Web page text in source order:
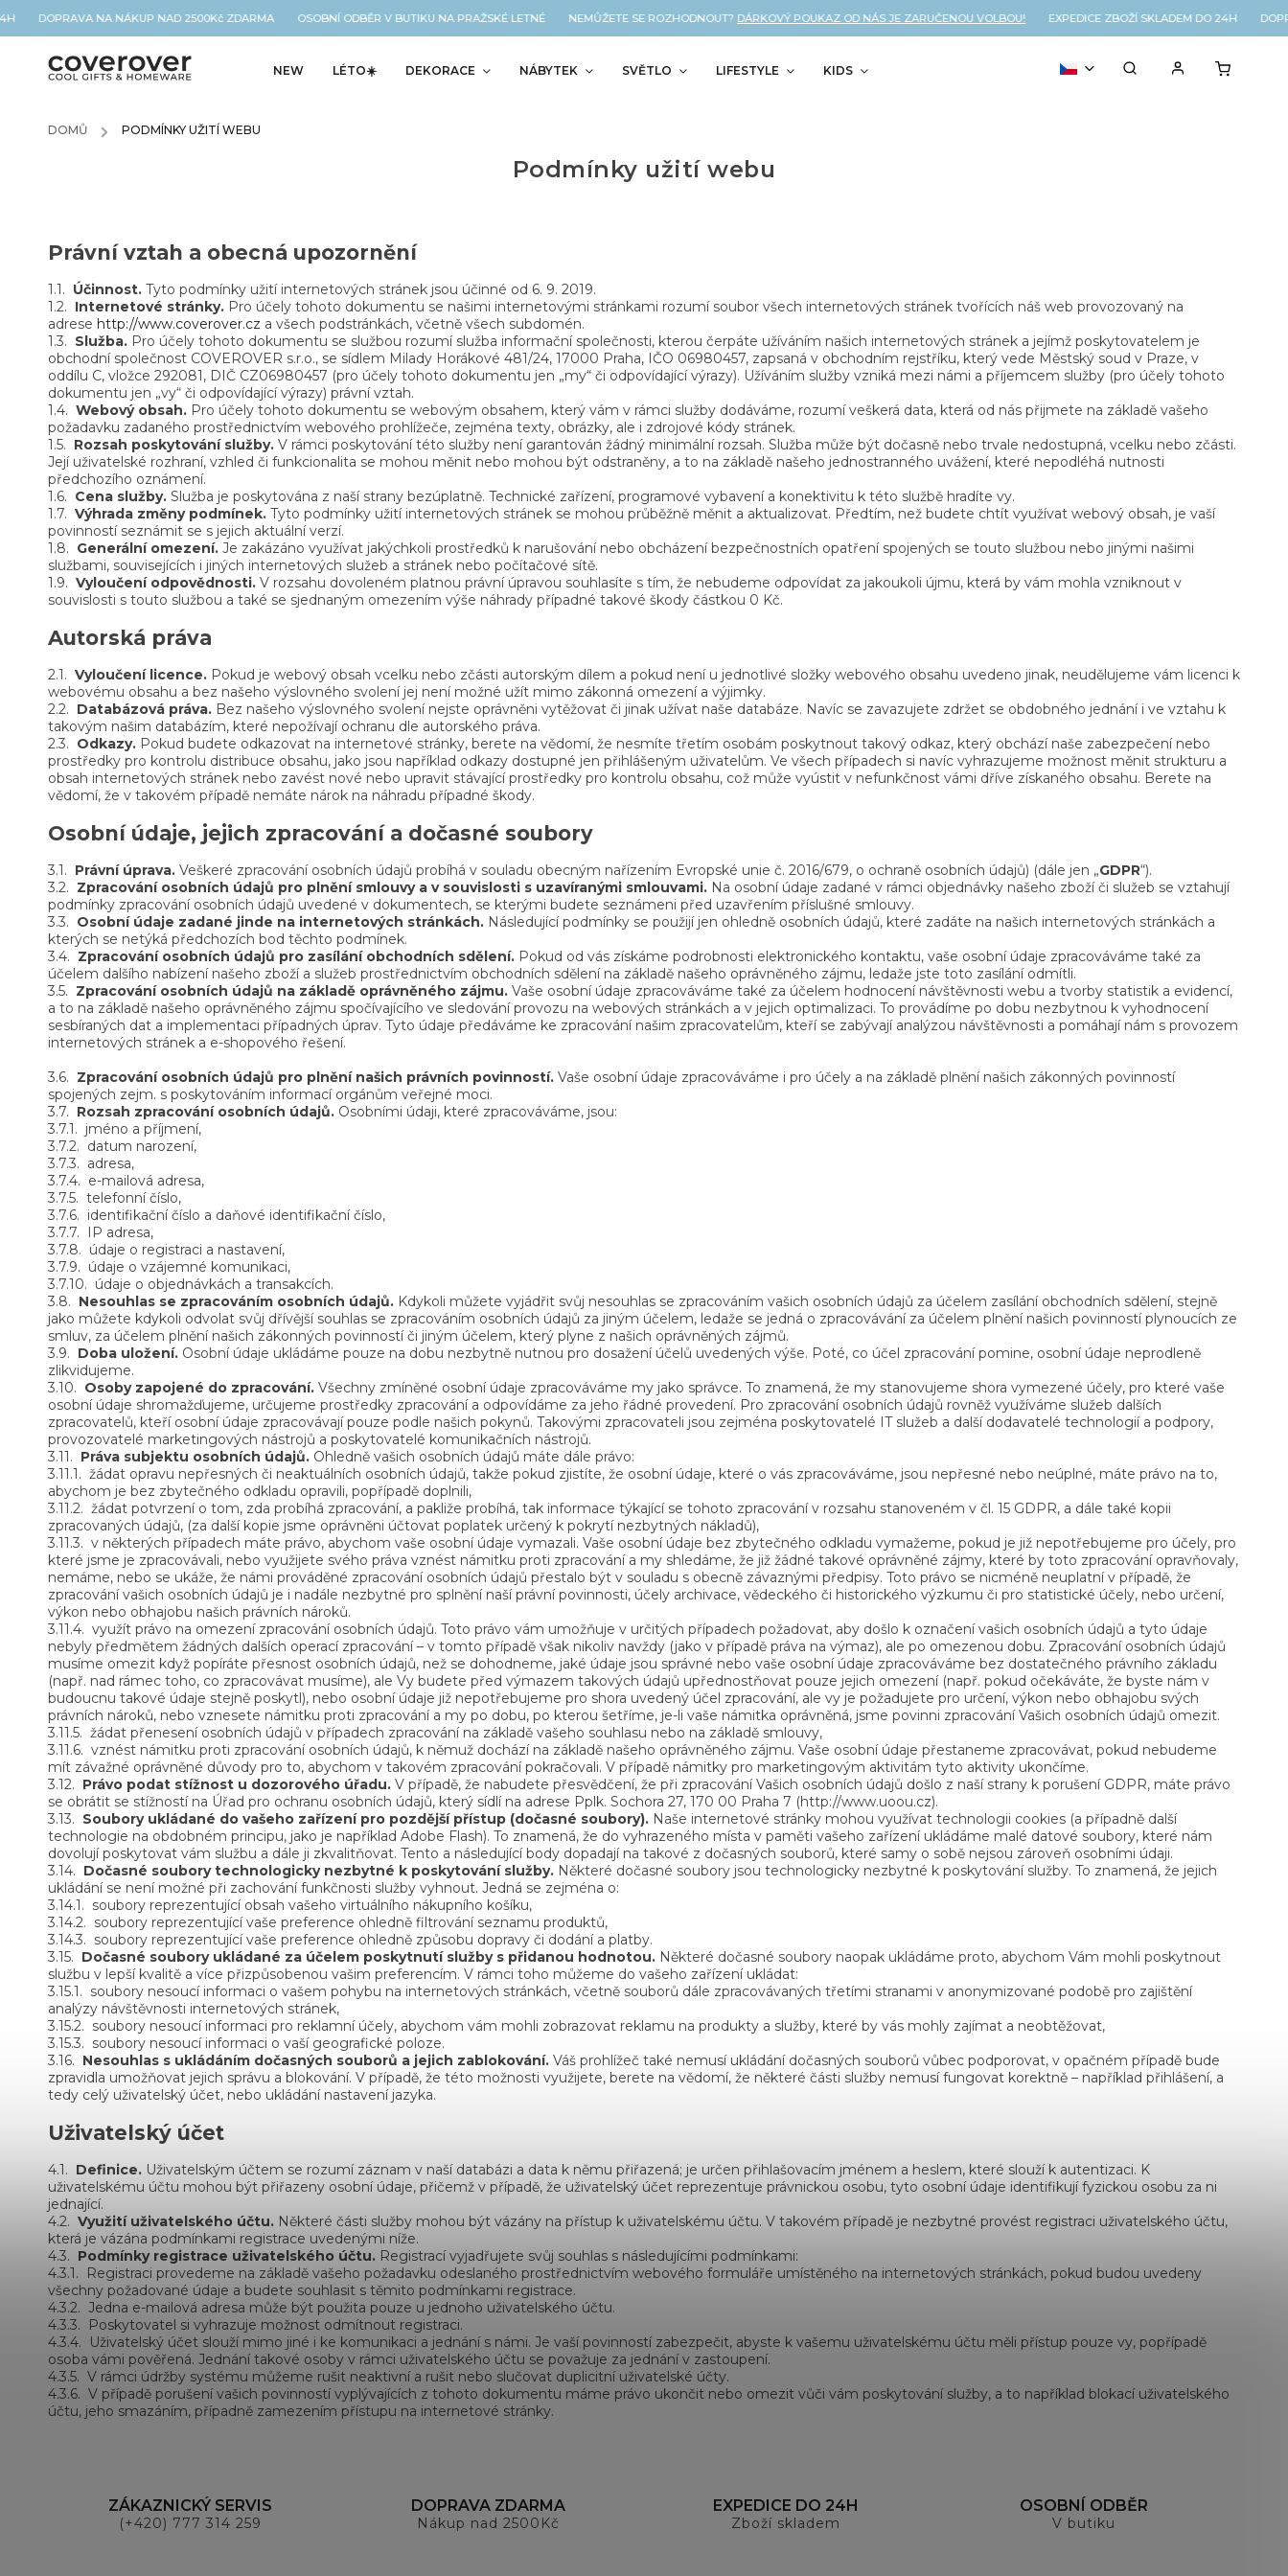
DOPRAVA NA NÁKUP NAD 2500Kč ZDARMA OSOBNÍ ODBĚR V BUTIKU NA PRAŽSKÉ LETNÉ NEMŮŽETE SE ROZHODNOUT?DÁRKOVÝ POUKAZ OD NÁS JE ZARUČENOU VOLBOU! EXPEDICE ZBOŽÍ SKLADEM DO 24H
NEW LÉTO☀️ DEKORACE NÁBYTEK SVĚTLO LIFESTYLE KIDS
DOMŮ / PODMÍNKY UŽITÍ WEBU
Podmínky užití webu
Právní vztah a obecná upozornění
1.1. Účinnost. Tyto podmínky užití internetových stránek jsou účinné od 6. 9. 2019.
1.2. Internetové stránky. Pro účely tohoto dokumentu se našimi internetovými stránkami rozumí soubor všech internetových stránek tvořících náš web provozovaný na
adrese http://www.coverover.cz a všech podstránkách, včetně všech subdomén.
1.3. Služba. Pro účely tohoto dokumentu se službou rozumí služba informační společnosti, kterou čerpáte užíváním našich internetových stránek a jejímž poskytovatelem je
obchodní společnost COVEROVER s.r.o., se sídlem Milady Horákové 481/24, 17000 Praha, IČO 06980457, zapsaná v obchodním rejstříku, který vede Městský soud v Praze, v
oddílu C, vložce 292081, DIČ CZ06980457 (pro účely tohoto dokumentu jen „my“ či odpovídající výrazy). Užíváním služby vzniká mezi námi a příjemcem služby (pro účely tohoto
dokumentu jen „vy“ či odpovídající výrazy) právní vztah.
1.4. Webový obsah. Pro účely tohoto dokumentu se webovým obsahem, který vám v rámci služby dodáváme, rozumí veškerá data, která od nás přijmete na základě vašeho
požadavku zadaného prostřednictvím webového prohlížeče, zejména texty, obrázky, ale i zdrojové kódy stránek.
1.5. Rozsah poskytování služby. V rámci poskytování této služby není garantován žádný minimální rozsah. Služba může být dočasně nebo trvale nedostupná, vcelku nebo zčásti.
Její uživatelské rozhraní, vzhled či funkcionalita se mohou měnit nebo mohou být odstraněny, a to na základě našeho jednostranného uvážení, které nepodléhá nutnosti
předchozího oznámení.
1.6. Cena služby. Služba je poskytována z naší strany bezúplatně. Technické zařízení, programové vybavení a konektivitu k této službě hradíte vy.
1.7. Výhrada změny podmínek. Tyto podmínky užití internetových stránek se mohou průběžně měnit a aktualizovat. Předtím, než budete chtít využívat webový obsah, je vaší
povinností seznámit se s jejich aktuální verzí.
1.8. Generální omezení. Je zakázáno využívat jakýchkoli prostředků k narušování nebo obcházení bezpečnostních opatření spojených se touto službou nebo jinými našimi
službami, souvisejících i jiných internetových služeb a stránek nebo počítačové sítě.
1.9. Vyloučení odpovědnosti. V rozsahu dovoleném platnou právní úpravou souhlasíte s tím, že nebudeme odpovídat za jakoukoli újmu, která by vám mohla vzniknout v
souvislosti s touto službou a také se sjednaným omezením výše náhrady případné takové škody částkou 0 Kč.
Autorská práva
2.1. Vyloučení licence. Pokud je webový obsah vcelku nebo zčásti autorským dílem a pokud není u jednotlivé složky webového obsahu uvedeno jinak, neudělujeme vám licenci k
webovému obsahu a bez našeho výslovného svolení jej není možné užít mimo zákonná omezení a výjimky.
2.2. Databázová práva. Bez našeho výslovného svolení nejste oprávněni vytěžovat či jinak užívat naše databáze. Navíc se zavazujete zdržet se obdobného jednání i ve vztahu k
takovým našim databázím, které nepožívají ochranu dle autorského práva.
2.3. Odkazy. Pokud budete odkazovat na internetové stránky, berete na vědomí, že nesmíte třetím osobám poskytnout takový odkaz, který obchází naše zabezpečení nebo
prostředky pro kontrolu distribuce obsahu, jako jsou například odkazy dostupné jen přihlášeným uživatelům. Ve všech případech si navíc vyhrazujeme možnost měnit strukturu a
obsah internetových stránek nebo zavést nové nebo upravit stávající prostředky pro kontrolu obsahu, což může vyústit v nefunkčnost vámi dříve získaného obsahu. Berete na
vědomí, že v takovém případě nemáte nárok na náhradu případné škody.
Osobní údaje, jejich zpracování a dočasné soubory
3.1. Právní úprava. Veškeré zpracování osobních údajů probíhá v souladu obecným nařízením Evropské unie č. 2016/679, o ochraně osobních údajů) (dále jen „GDPR“).
3.2. Zpracování osobních údajů pro plnění smlouvy a v souvislosti s uzavíranými smlouvami. Na osobní údaje zadané v rámci objednávky našeho zboží či služeb se vztahují
podmínky zpracování osobních údajů uvedené v dokumentech, se kterými budete seznámeni před uzavřením příslušné smlouvy.
3.3. Osobní údaje zadané jinde na internetových stránkách. Následující podmínky se použijí jen ohledně osobních údajů, které zadáte na našich internetových stránkách a
kterých se netýká předchozích bod těchto podmínek.
3.4. Zpracování osobních údajů pro zasílání obchodních sdělení. Pokud od vás získáme podrobnosti elektronického kontaktu, vaše osobní údaje zpracováváme také za
účelem dalšího nabízení našeho zboží a služeb prostřednictvím obchodních sdělení na základě našeho oprávněného zájmu, ledaže jste toto zasílání odmítli.
3.5. Zpracování osobních údajů na základě oprávněného zájmu. Vaše osobní údaje zpracováváme také za účelem hodnocení návštěvnosti webu a tvorby statistik a evidencí,
a to na základě našeho oprávněného zájmu spočívajícího ve sledování provozu na webových stránkách a v jejich optimalizaci. To provádíme po dobu nezbytnou k vyhodnocení
sesbíraných dat a implementaci případných úprav. Tyto údaje předáváme ke zpracování našim zpracovatelům, kteří se zabývají analýzou návštěvnosti a pomáhají nám s provozem
internetových stránek a e-shopového řešení.
3.6. Zpracování osobních údajů pro plnění našich právních povinností. Vaše osobní údaje zpracováváme i pro účely a na základě plnění našich zákonných povinností
spojených zejm. s poskytováním informací orgánům veřejné moci.
3.7. Rozsah zpracování osobních údajů. Osobními údaji, které zpracováváme, jsou:
3.7.1. jméno a příjmení,
3.7.2. datum narození,
3.7.3. adresa,
3.7.4. e-mailová adresa,
3.7.5. telefonní číslo,
3.7.6. identifikační číslo a daňové identifikační číslo,
3.7.7.
IP adresa,
3.7.8. údaje o registraci a nastavení,
3.7.9. údaje o vzájemné komunikaci,
3.7.10. údaje o objednávkách a transakcích.
3.8. Nesouhlas se zpracováním osobních údajů. Kdykoli můžete vyjádřit svůj nesouhlas se zpracováním vašich osobních údajů za účelem zasílání obchodních sdělení, stejně
jako můžete kdykoli odvolat svůj dřívější souhlas se zpracováním osobních údajů za jiným účelem, ledaže se jedná o zpracovávání za účelem plnění našich povinností plynoucích ze
smluv, za účelem plnění našich zákonných povinností či jiným účelem, který plyne z našich oprávněných zájmů.
3.9. Doba uložení. Osobní údaje ukládáme pouze na dobu nezbytně nutnou pro dosažení účelů uvedených výše. Poté, co účel zpracování pomine, osobní údaje neprodleně
zlikvidujeme.
3.10. Osoby zapojené do zpracování. Všechny zmíněné osobní údaje zpracováváme my jako správce. To znamená, že my stanovujeme shora vymezené účely, pro které vaše
osobní údaje shromažďujeme, určujeme prostředky zpracování a odpovídáme za jeho řádné provedení. Pro zpracování osobních údajů rovněž využíváme služeb dalších
zpracovatelů, kteří osobní údaje zpracovávají pouze podle našich pokynů. Takovými zpracovateli jsou zejména poskytovatelé IT služeb a další dodavatelé technologií a podpory,
provozovatelé marketingových nástrojů a poskytovatelé komunikačních nástrojů.
3.11. Práva subjektu osobních údajů. Ohledně vašich osobních údajů máte dále právo:
3.11.1. žádat opravu nepřesných či neaktuálních osobních údajů, takže pokud zjistíte, že osobní údaje, které o vás zpracováváme, jsou nepřesné nebo neúplné, máte právo na to,
abychom je bez zbytečného odkladu opravili, popřípadě doplnili,
3.11.2. žádat potvrzení o tom, zda probíhá zpracování, a pakliže probíhá, tak informace týkající se tohoto zpracování v rozsahu stanoveném v čl. 15 GDPR, a dále také kopii
zpracovaných údajů, (za další kopie jsme oprávněni účtovat poplatek určený k pokrytí nezbytných nákladů),
3.11.3. v některých případech máte právo, abychom vaše osobní údaje vymazali. Vaše osobní údaje bez zbytečného odkladu vymažeme, pokud je již nepotřebujeme pro účely, pro
které jsme je zpracovávali, nebo využijete svého práva vznést námitku proti zpracování a my shledáme, že již žádné takové oprávněné zájmy, které by toto zpracování opravňovaly,
nemáme, nebo se ukáže, že námi prováděné zpracování osobních údajů přestalo být v souladu s obecně závaznými předpisy. Toto právo se nicméně neuplatní v případě, že
zpracování vašich osobních údajů je i nadále nezbytné pro splnění naší právní povinnosti, účely archivace, vědeckého či historického výzkumu či pro statistické účely, nebo určení,
výkon nebo obhajobu našich právních nároků.
3.11.4. využít právo na omezení zpracování osobních údajů. Toto právo vám umožňuje v určitých případech požadovat, aby došlo k označení vašich osobních údajů a tyto údaje
nebyly předmětem žádných dalších operací zpracování – v tomto případě však nikoliv navždy (jako v případě práva na výmaz), ale po omezenou dobu. Zpracování osobních údajů
musíme omezit když popíráte přesnost osobních údajů, než se dohodneme, jaké údaje jsou správné nebo vaše osobní údaje zpracováváme bez dostatečného právního základu
(např. nad rámec toho, co zpracovávat musíme), ale Vy budete před výmazem takových údajů upřednostňovat pouze jejich omezení (např. pokud očekáváte, že byste nám v
budoucnu takové údaje stejně poskytl), nebo osobní údaje již nepotřebujeme pro shora uvedený účel zpracování, ale vy je požadujete pro určení, výkon nebo obhajobu svých
právních nároků, nebo vznesete námitku proti zpracování a my po dobu, po kterou šetříme, je-li vaše námitka oprávněná, jsme povinni zpracování Vašich osobních údajů omezit.
3.11.5. žádat přenesení osobních údajů v případech zpracování na základě vašeho souhlasu nebo na základě smlouvy,
3.11.6. vznést námitku proti zpracování osobních údajů, k němuž dochází na základě našeho oprávněného zájmu. Vaše osobní údaje přestaneme zpracovávat, pokud nebudeme
mít závažné oprávněné důvody pro to, abychom v takovém zpracování pokračovali. V případě námitky pro marketingovým aktivitám tyto aktivity ukončíme.
3.12. Právo podat stížnost u dozorového úřadu. V případě, že nabudete přesvědčení, že při zpracování Vašich osobních údajů došlo z naší strany k porušení GDPR, máte právo
se obrátit se stížností na Úřad pro ochranu osobních údajů, který sídlí na adrese Pplk. Sochora 27, 170 00 Praha 7 (http://www.uoou.cz).
3.13. Soubory ukládané do vašeho zařízení pro pozdější přístup (dočasné soubory). Naše internetové stránky mohou využívat technologii cookies (a případně další
technologie na obdobném principu, jako je například Adobe Flash). To znamená, že do vyhrazeného místa v paměti vašeho zařízení ukládáme malé datové soubory, které nám
dovolují poskytovat vám službu a dále ji zkvalitňovat. Tento a následující body dopadají na takové z dočasných souborů, které samy o sobě nejsou zároveň osobními údaji.
3.14. Dočasné soubory technologicky nezbytné k poskytování služby. Některé dočasné soubory jsou technologicky nezbytné k poskytování služby. To znamená, že jejich
ukládání se není možné při zachování funkčnosti služby vyhnout. Jedná se zejména o:
3.14.1. soubory reprezentující obsah vašeho virtuálního nákupního košíku,
3.14.2. soubory reprezentující vaše preference ohledně filtrování seznamu produktů,
3.14.3. soubory reprezentující vaše preference ohledně způsobu dopravy či dodání a platby.
3.15. Dočasné soubory ukládané za účelem poskytnutí služby s přidanou hodnotou. Některé dočasné soubory naopak ukládáme proto, abychom Vám mohli poskytnout
službu v lepší kvalitě a více přizpůsobenou vašim preferencím. V rámci toho můžeme do vašeho zařízení ukládat:
3.15.1. soubory nesoucí informaci o vašem pohybu na internetových stránkách, včetně souborů dále zpracovávaných třetími stranami v anonymizované podobě pro zajištění
analýzy návštěvnosti internetových stránek,
3.15.2. soubory nesoucí informaci pro reklamní účely, abychom vám mohli zobrazovat reklamu na produkty a služby, které by vás mohly zajímat a neobtěžovat,
3.15.3. soubory nesoucí informaci o vaší geografické poloze.
3.16. Nesouhlas s ukládáním dočasných souborů a jejich zablokování. Váš prohlížeč také nemusí ukládání dočasných souborů vůbec podporovat, v opačném případě bude
zpravidla umožňovat jejich správu a blokování. V případě, že této možnosti využijete, berete na vědomí, že některé části služby nemusí fungovat korektně – například přihlášení, a
tedy celý uživatelský účet, nebo ukládání nastavení jazyka.
Uživatelský účet
4.1. Definice. Uživatelským účtem se rozumí záznam v naší databázi a data k němu přiřazená; je určen přihlašovacím jménem a heslem, které slouží k autentizaci. K
uživatelskému účtu mohou být přiřazeny osobní údaje, přičemž v případě, že uživatelský účet reprezentuje právnickou osobu, tyto osobní údaje identifikují fyzickou osobu za ni
jednající.
4.2. Využití uživatelského účtu. Některé části služby mohou být vázány na přístup k uživatelskému účtu. V takovém případě je nezbytné provést registraci uživatelského účtu,
která je vázána podmínkami registrace uvedenými níže.
4.3. Podmínky registrace uživatelského účtu. Registrací vyjadřujete svůj souhlas s následujícími podmínkami:
4.3.1.
Registraci provedeme na základě vašeho požadavku odeslaného prostřednictvím webového formuláře umístěného na internetových stránkách, pokud budou uvedeny
všechny požadované údaje a budete souhlasit s těmito podmínkami registrace.
4.3.2. Jedna e-mailová adresa může být použita pouze u jednoho uživatelského účtu.
4.3.3.
Poskytovatel si vyhrazuje možnost odmítnout registraci.
4.3.4.
Uživatelský účet slouží mimo jiné i ke komunikaci a jednání s námi. Je vaší povinností zabezpečit, abyste k vašemu uživatelskému účtu měli přístup pouze vy, popřípadě
osoba vámi pověřená. Jednání takové osoby v rámci uživatelského účtu se považuje za jednání v zastoupení.
4.3.5. V rámci údržby systému můžeme rušit neaktivní a rušit nebo slučovat duplicitní uživatelské účty.
4.3.6. V případě porušení vašich povinností vyplývajících z tohoto dokumentu máme právo ukončit nebo omezit vůči vám poskytování služby, a to například blokací uživatelského
účtu, jeho smazáním, případně zamezením přístupu na internetové stránky.
ZÁKAZNICKÝ SERVIS
(+420) 777 314 259
DOPRAVA ZDARMA
Nákup nad 2500Kč
EXPEDICE DO 24H
Zboží skladem
OSOBNÍ ODBĚR
V butiku